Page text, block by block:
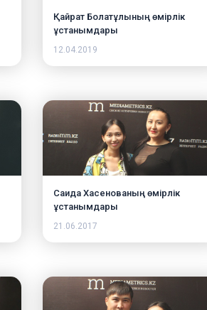
Қайрат Болатұлының өмірлік
ұстанымдары
12.04.2019
Саида Хасенованың өмірлік
ұстанымдары
21.06.2017